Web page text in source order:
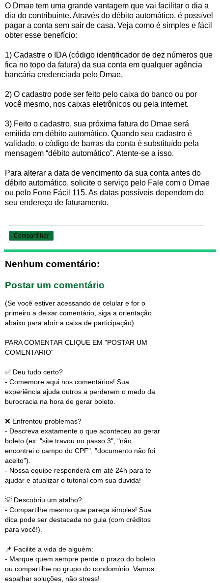
O Dmae tem uma grande vantagem que vai facilitar o dia a
dia do contribuinte. Através do débito automático, é possível
pagar a conta sem sair de casa. Veja como é simples e fácil
obter esse benefício:
1) Cadastre o IDA (código identificador de dez números que
fica no topo da fatura) da sua conta em qualquer agência
bancária credenciada pelo Dmae.
2) O cadastro pode ser feito pelo caixa do banco ou por
você mesmo, nos caixas eletrônicos ou pela internet.
3) Feito o cadastro, sua próxima fatura do Dmae será
emitida em débito automático. Quando seu cadastro é
validado, o código de barras da conta é substituído pela
mensagem “débito automático”. Atente-se a isso.
Para alterar a data de vencimento da sua conta antes do
débito automático, solicite o serviço pelo Fale com o Dmae
ou pelo Fone Fácil 115. As datas possíveis dependem do
seu endereço de faturamento.
Compartilhar
Nenhum comentário:
Postar um comentário
(Se você estiver acessando de celular e for o
primeiro a deixar comentário, siga a orientação
abaixo para abrir a caixa de participação)
PARA COMENTAR CLIQUE EM "POSTAR UM
COMENTARIO"
✅ Deu tudo certo?
- Comemore aqui nos comentários! Sua
experiência ajuda outros a perderem o medo da
burocracia na hora de gerar boleto.
❌ Enfrentou problemas?
- Descreva exatamente o que aconteceu ao gerar
boleto (ex: "site travou no passo 3", "não
encontrei o campo do CPF", "documento não foi
aceito").
- Nossa equipe responderá em até 24h para te
ajudar e atualizar o tutorial com sua dúvida!
💡 Descobriu um atalho?
- Compartilhe mesmo que pareça simples! Sua
dica pode ser destacada no guia (com créditos
para você!).
📌 Facilite a vida de alguém:
- Marque quem sempre perde o prazo do boleto
ou compartilhe no grupo do condomínio. Vamos
espalhar soluções, não stress!